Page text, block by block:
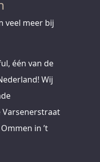
veel meer bij
één van de
Wij
Varsenerstraat
in ’t